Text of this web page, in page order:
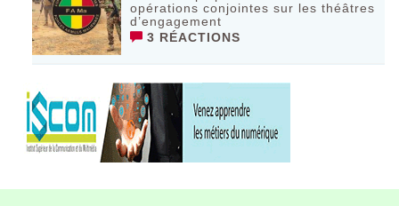
opérations conjointes sur les théâtres
d’engagement
3 RÉACTIONS